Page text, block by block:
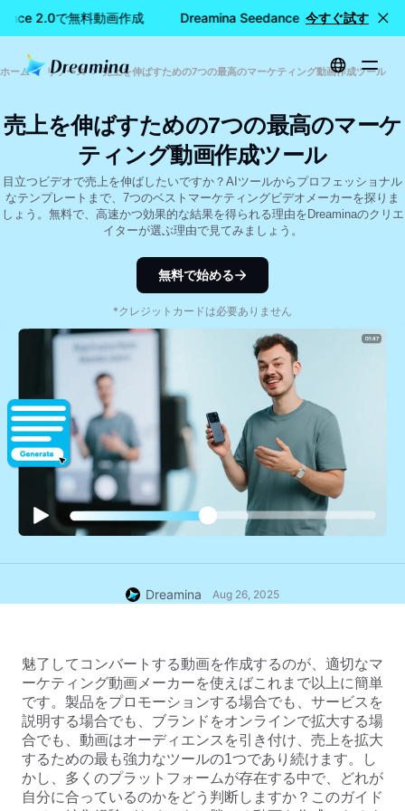
2.0で無料動画作成 Dreamina Seedance 2.0で無料動画作
今すぐ試す
ホーム リソース 売上を伸ばすための7つの最高のマーケティング動画作成ツール
売上を伸ばすための7つの最高のマーケ
ティング動画作成ツール
目立つビデオで売上を伸ばしたいですか？AIツールからプロフェッショナル
なテンプレートまで、7つのベストマーケティングビデオメーカーを探りま
しょう。無料で、高速かつ効果的な結果を得られる理由をDreaminaのクリエ
イターが選ぶ理由で見てみましょう。
無料で始める
*クレジットカードは必要ありません
Dreamina Aug 26, 2025
魅了してコンバートする動画を作成するのが、適切なマ
ーケティング動画メーカーを使えばこれまで以上に簡単
です。製品をプロモーションする場合でも、サービスを
説明する場合でも、ブランドをオンラインで拡大する場
合でも、動画はオーディエンスを引き付け、売上を拡大
するための最も強力なツールの1つであり続けます。し
かし、多くのプラットフォームが存在する中で、どれが
自分に合っているのかをどう判断しますか？このガイド